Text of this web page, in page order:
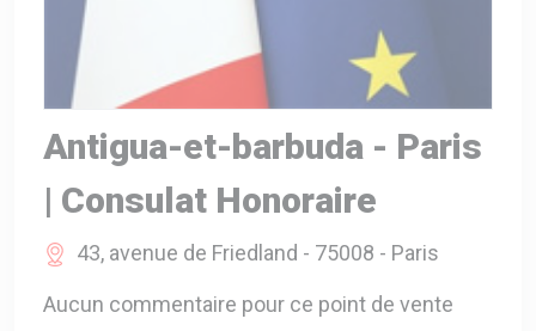
CATALOGUES
Antigua-et-barbuda - Paris
| Consulat Honoraire
43, avenue de Friedland - 75008 - Paris
Aucun commentaire pour ce point de vente